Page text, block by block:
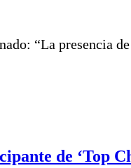
“La presencia
de ‘Top